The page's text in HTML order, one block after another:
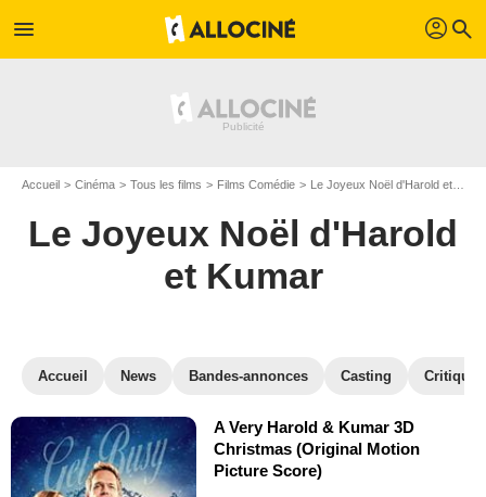
menu profil search
Accueil Cinéma Tous les films Films Comédie Le Joyeux Noël d'Harold et Kumar
Le Joyeux Noël d'Harold
et Kumar
Accueil News Bandes-annonces Casting
A Very Harold & Kumar 3D
Christmas (Original Motion
Picture Score)